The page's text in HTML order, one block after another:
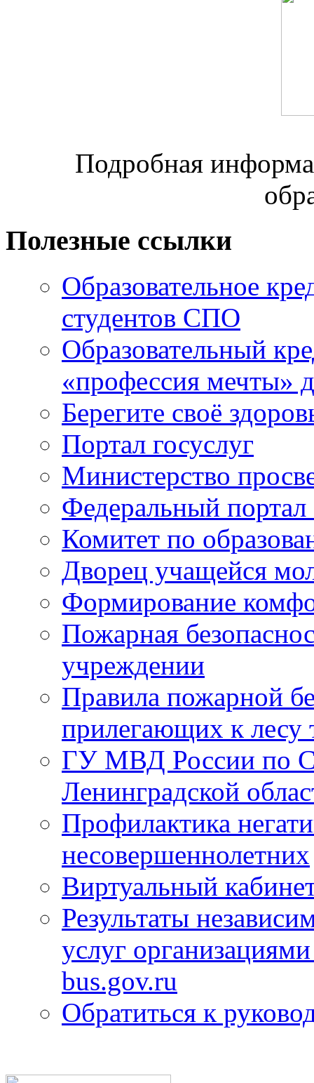
Подробная
Полезные ссылки
Образовательное
студентов СПО
Образовательный
«профессия мечты»
Берегите своё
Портал госуслуг
Министерство
Федеральный портал
Комитет по
Дворец учащейся
Формирование
Пожарная
учреждении
Правила пожарной
прилегающих к лесу
ГУ МВД России по
Ленинградской
Профилактика
несовершеннолетних
Виртуальный
Результаты
услуг
bus.gov.ru
Обратиться к